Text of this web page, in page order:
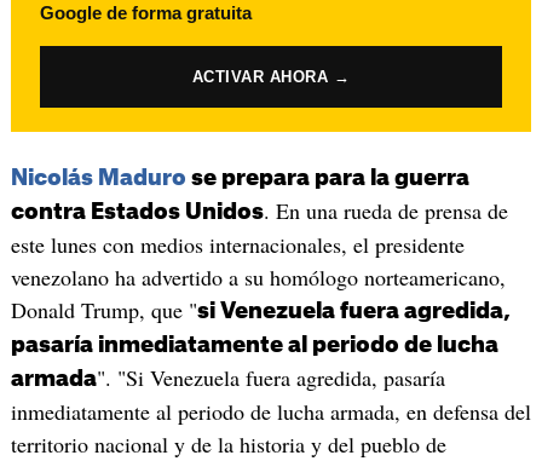
Google de forma gratuita
ACTIVAR AHORA →
Nicolás Maduro se prepara para la guerra
contra Estados Unidos. En una rueda de prensa de
este lunes con medios internacionales, el presidente
venezolano ha advertido a su homólogo norteamericano,
Donald Trump, que "si Venezuela fuera agredida,
pasaría inmediatamente al periodo de lucha
armada". "Si Venezuela fuera agredida, pasaría
inmediatamente al periodo de lucha armada, en defensa del
territorio nacional y de la historia y del pueblo de